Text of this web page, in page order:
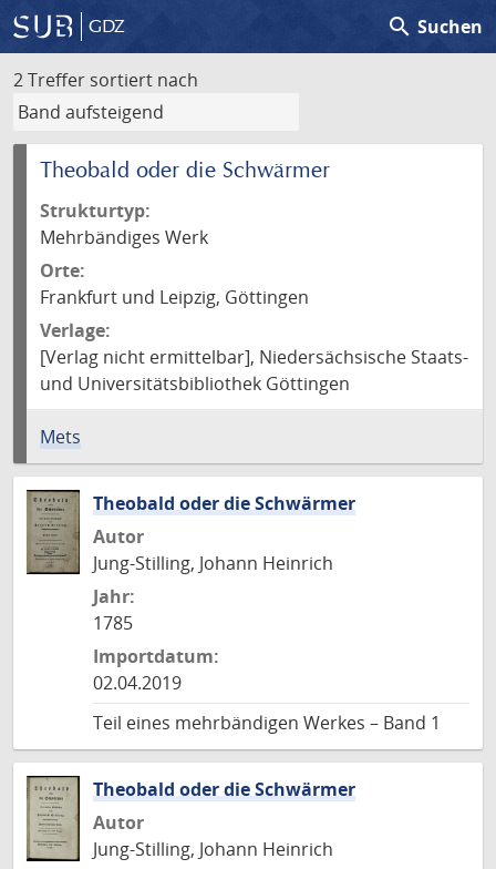
GDZ search Suchen
2 Treffer sortiert nach
Theobald oder die Schwärmer
Strukturtyp:
Mehrbändiges Werk
Orte:
Frankfurt und Leipzig, Göttingen
Verlage:
[Verlag nicht ermittelbar], Niedersächsische Staats-
und Universitätsbibliothek Göttingen
Mets
Theobald oder die Schwärmer
Autor
Jung-Stilling, Johann Heinrich
Jahr:
1785
Importdatum:
02.04.2019
Teil eines mehrbändigen Werkes – Band 1
Theobald oder die Schwärmer
Autor
Jung-Stilling, Johann Heinrich